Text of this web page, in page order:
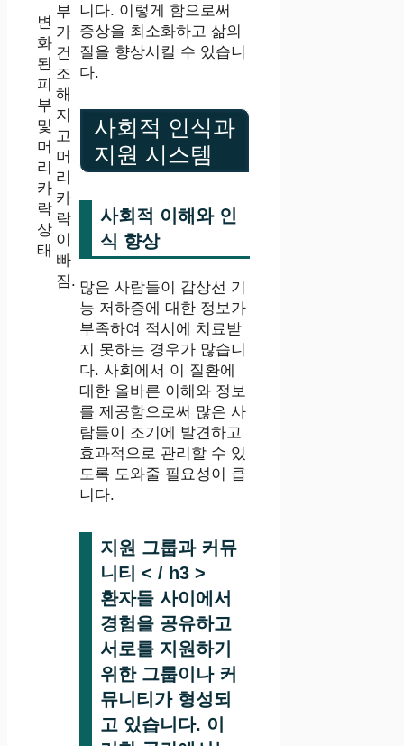
변
화
된
피
부
및
머
리
카
락
상
태
부
가
건
조
해
지
고
머
리
카
락
이
빠
짐.
니다. 이렇게 함으로써
증상을 최소화하고 삶의
질을 향상시킬 수 있습니
다.
사회적 인식과
지원 시스템
사회적 이해와 인
식 향상
많은 사람들이 갑상선 기
능 저하증에 대한 정보가
부족하여 적시에 치료받
지 못하는 경우가 많습니
다. 사회에서 이 질환에
대한 올바른 이해와 정보
를 제공함으로써 많은 사
람들이 조기에 발견하고
효과적으로 관리할 수 있
도록 도와줄 필요성이 큽
니다.
지원 그룹과 커뮤
니티 < / h3 >
환자들 사이에서
경험을 공유하고
서로를 지원하기
위한 그룹이나 커
뮤니티가 형성되
고 있습니다. 이